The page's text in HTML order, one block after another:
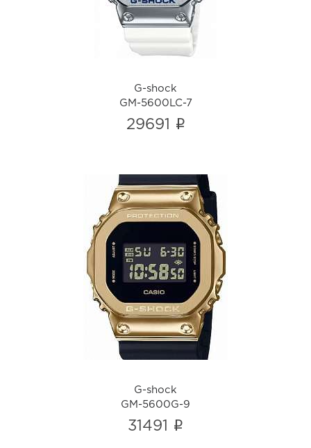
G-shock
GM-5600LC-7
29691 i
G-shock
GM-5600G-9
G-shock
GM-5600G-9
31491 i